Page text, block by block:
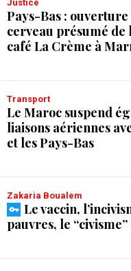
Justice
Pays-Bas :
cerveau présumé
café La Crème à
Transport
Le Maroc suspend
liaisons aériennes
et les Pays-Bas
Zakaria Boualem
Le vaccin,
pauvres, le